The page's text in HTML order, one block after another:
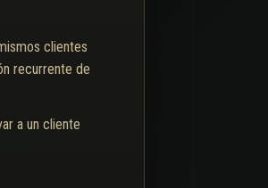
clientes
recurrente de
a un cliente